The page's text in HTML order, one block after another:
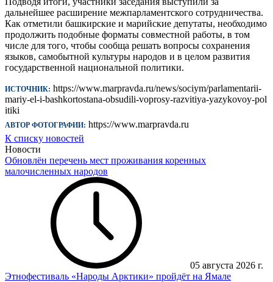
дальнейшее расширение межпарламентского сотрудничества.
Как отметили башкирские и марийские депутаты, необходимо
продолжить подобные форматы совместной работы, в том
числе для того, чтобы сообща решать вопросы сохранения
языков, самобытной культуры народов и в целом развития
государственной национальной политики.
ИСТОЧНИК: https://www.marpravda.ru/news/sociym/parlamentarii-
mariy-el-i-bashkortostana-obsudili-voprosy-razvitiya-yazykovoy-pol
itiki
АВТОР ФОТОГРАФИИ: https://www.marpravda.ru
К списку новостей
Новости
Обновлён перечень мест проживания коренных
малочисленных народов
05 августа 2026 г.
Этнофестиваль «Народы Арктики» пройдёт на Ямале